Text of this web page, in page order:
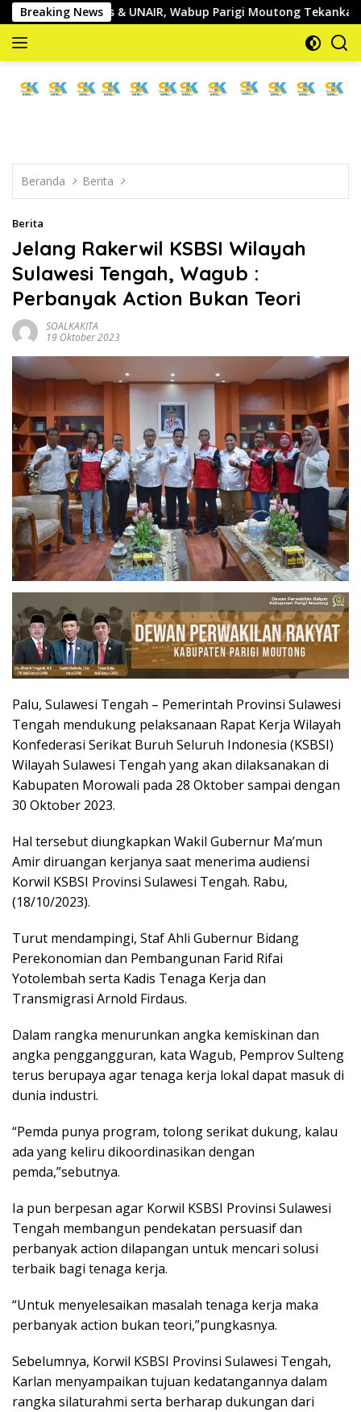
Langsung
ke
konten
Breaking News
& UNAIR, Wabup Parigi Moutong Tekankan Realisasi
mengabarkan
Beranda Berita
Berita
Jelang Rakerwil KSBSI Wilayah
Sulawesi Tengah, Wagub :
Perbanyak Action Bukan Teori
SOALKAKITA
19 Oktober 2023
Palu, Sulawesi Tengah – Pemerintah Provinsi Sulawesi
Tengah mendukung pelaksanaan Rapat Kerja Wilayah
Konfederasi Serikat Buruh Seluruh Indonesia (KSBSI)
Wilayah Sulawesi Tengah yang akan dilaksanakan di
Kabupaten Morowali pada 28 Oktober sampai dengan
30 Oktober 2023.
Hal tersebut diungkapkan Wakil Gubernur Ma’mun
Amir diruangan kerjanya saat menerima audiensi
Korwil KSBSI Provinsi Sulawesi Tengah. Rabu,
(18/10/2023).
Turut mendampingi, Staf Ahli Gubernur Bidang
Perekonomian dan Pembangunan Farid Rifai
Yotolembah serta Kadis Tenaga Kerja dan
Transmigrasi Arnold Firdaus.
Dalam rangka menurunkan angka kemiskinan dan
angka penggangguran, kata Wagub, Pemprov Sulteng
terus berupaya agar tenaga kerja lokal dapat masuk di
dunia industri.
“Pemda punya program, tolong serikat dukung, kalau
ada yang keliru dikoordinasikan dengan
pemda,”sebutnya.
Ia pun berpesan agar Korwil KSBSI Provinsi Sulawesi
Tengah membangun pendekatan persuasif dan
perbanyak action dilapangan untuk mencari solusi
terbaik bagi tenaga kerja.
“Untuk menyelesaikan masalah tenaga kerja maka
perbanyak action bukan teori,”pungkasnya.
Sebelumnya, Korwil KSBSI Provinsi Sulawesi Tengah,
Karlan menyampaikan tujuan kedatangannya dalam
rangka silaturahmi serta berharap dukungan dari